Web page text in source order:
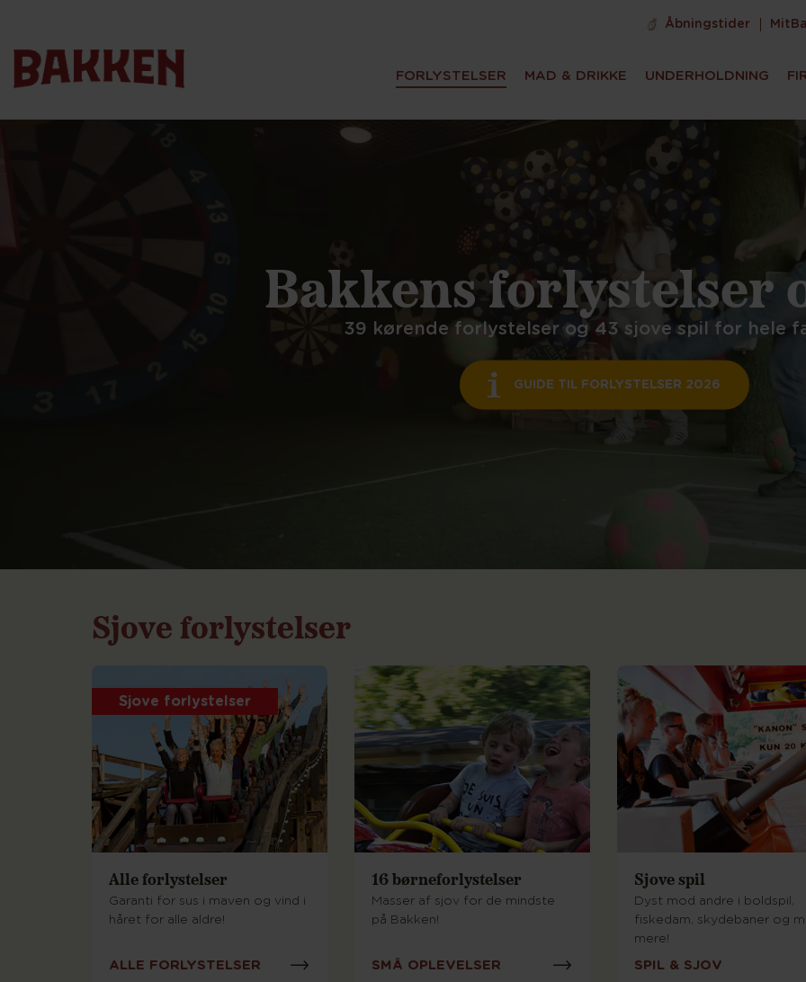
Åbningstider
FORLYSTELSER MAD & DRIKKE UNDERHOLDNING
Bakkens forlystelser
39 kørende forlystelser og 43 sjove spil for hele
GUIDE TIL FORLYSTELSER 2026
Sjove forlystelser
Sjove forlystelser
Alle forlystelser
Garanti for sus i maven og vind i
håret for alle aldre!
ALLE FORLYSTELSER
16 børneforlystelser
Masser af sjov for de mindste
på Bakken!
SMÅ OPLEVELSER
Sjove spil
Dyst mod andre i boldspil,
fiskedam, skydebaner og
mere!
SPIL & SJOV